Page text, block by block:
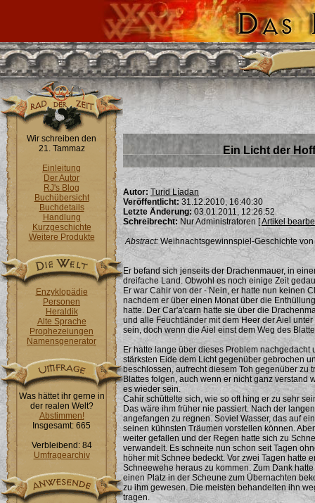
Wir schreiben den
21. Tammaz
Einleitung
Der Autor
RJ's Blog
Buchübersicht
Buchdetails
Handlung
Kurzgeschichte
Weitere Produkte
Enzyklopädie
Personen
Heraldik
Alte Sprache
Prophezeiungen
Namensgenerator
Was hättet ihr gerne in
der realen Welt?
Abstimmen!
Insgesamt: 665
Verbleibend: 84
Umfragearchiv
Ein Licht der
Autor: Turid Líadan
Veröffentlicht: 31.12.2010, 16:40:30
Letzte Änderung:03.01.2011, 12:26:52
Schreibrecht: Nur Administratoren [Artikel
Abstract:Weihnachtsgewinnspiel-Geschichte
Er befand sich jenseits der Drachenmauer, in
dreifache Land. Obwohl es noch einige Zeit
Er war Cahir von der - Nein, er hatte nun keinen
nachdem er über einen Monat über die
hatte. Der Car'a'carn hatte sie über die
und alle Feuchtländer mit dem Heer der Aiel
sein, doch wenn die Aiel einst dem Weg des
Er hatte lange über dieses Problem
stärksten Eide dem Licht gegenüber gebrochen
beschlossen, aufrecht diesem Toh gegenüber zu
Blattes folgen, auch wenn er nicht ganz verstand
es wieder sein.
Cahir schüttelte sich, wie so oft hing er zu sehr
Das wäre ihm früher nie passiert. Nach der
angefangen zu regnen. Soviel Wasser, das auf
seinen kühnsten Träumen vorstellen können.
weiter gefallen und der Regen hatte sich zu
verwandelt. Es schneite nun schon seit Tagen
höher mit Schnee bedeckt. Vor zwei Tagen hatte
Schneewehe heraus zu kommen. Zum Dank
einen Platz in der Scheune zum Übernachten
zu ihm gewesen. Die meisten behandelten ihn
tragen.